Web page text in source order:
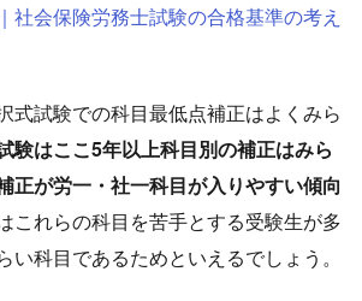
社会保険労務士試験の合格基準の考え
式試験での科目最低点補正はよくみら
験はここ5年以上科目別の補正はみら
正が労一・社一科目が入りやすい傾向
これらの科目を苦手とする受験生が多
い科目であるためといえるでしょう。